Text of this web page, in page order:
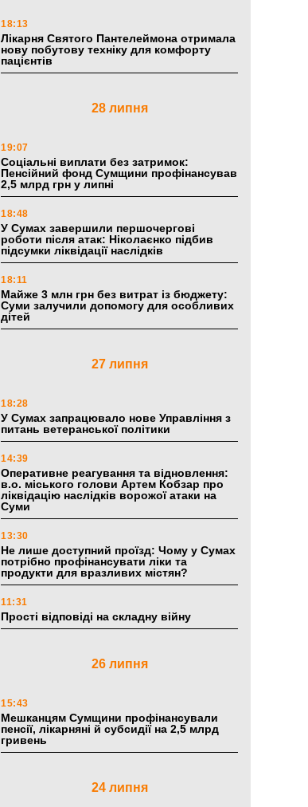
18:13
Лікарня Святого Пантелеймона отримала
нову побутову техніку для комфорту
пацієнтів
28 липня
19:07
Соціальні виплати без затримок:
Пенсійний фонд Сумщини профінансував
2,5 млрд грн у липні
18:48
У Сумах завершили першочергові
роботи після атак: Ніколаєнко підбив
підсумки ліквідації наслідків
18:11
Майже 3 млн грн без витрат із бюджету:
Суми залучили допомогу для особливих
дітей
27 липня
18:28
У Сумах запрацювало нове Управління з
питань ветеранської політики
14:39
Оперативне реагування та відновлення:
в.о. міського голови Артем Кобзар про
ліквідацію наслідків ворожої атаки на
Суми
13:30
Не лише доступний проїзд: Чому у Сумах
потрібно профінансувати ліки та
продукти для вразливих містян?
11:31
Прості відповіді на складну війну
26 липня
15:43
Мешканцям Сумщини профінансували
пенсії, лікарняні й субсидії на 2,5 млрд
гривень
24 липня